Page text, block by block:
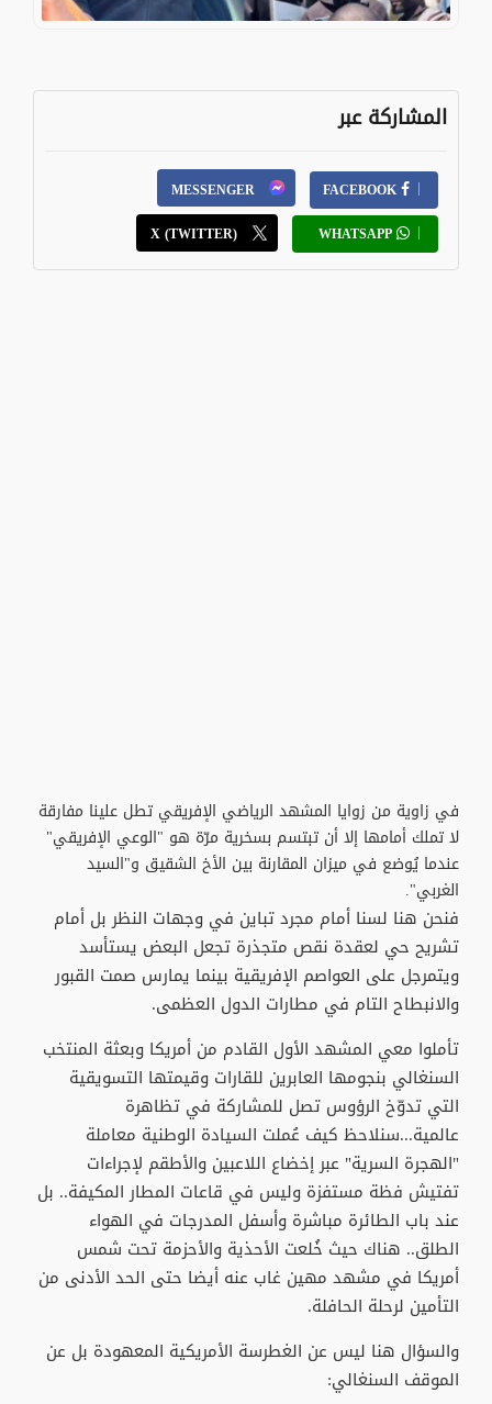
المشاركة عبر
FACEBOOK
MESSENGER
WHATSAPP
X (TWITTER)
في زاوية من زوايا المشهد الرياضي الإفريقي تطل علينا مفارقة
لا تملك أمامها إلا أن تبتسم بسخرية مرّة هو "الوعي الإفريقي"
عندما يُوضع في ميزان المقارنة بين الأخ الشقيق و"السيد
الغربي".
فنحن هنا لسنا أمام مجرد تباين في وجهات النظر بل أمام
تشريح حي لعقدة نقص متجذرة تجعل البعض يستأسد
ويتمرجل على العواصم الإفريقية بينما يمارس صمت القبور
والانبطاح التام في مطارات الدول العظمى.
تأملوا معي المشهد الأول القادم من أمريكا وبعثة المنتخب
السنغالي بنجومها العابرين للقارات وقيمتها التسويقية
التي تدوّخ الرؤوس تصل للمشاركة في تظاهرة
عالمية...سنلاحظ كيف عُملت السيادة الوطنية معاملة
"الهجرة السرية" عبر إخضاع اللاعبين والأطقم لإجراءات
تفتيش فظة مستفزة وليس في قاعات المطار المكيفة.. بل
عند باب الطائرة مباشرة وأسفل المدرجات في الهواء
الطلق.. هناك حيث خُلعت الأحذية والأحزمة تحت شمس
أمريكا في مشهد مهين غاب عنه أيضا حتى الحد الأدنى من
التأمين لرحلة الحافلة.
والسؤال هنا ليس عن الغطرسة الأمريكية المعهودة بل عن
الموقف السنغالي: